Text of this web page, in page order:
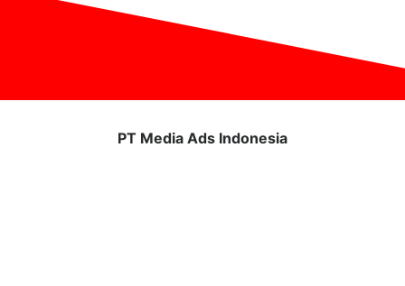
PT Media Ads Indonesia